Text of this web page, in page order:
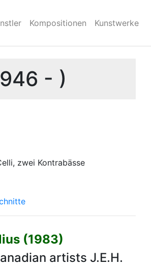
Kompositionen Kunstwerke
- )
zwei Kontrabässe
(1983)
artists J.E.H.